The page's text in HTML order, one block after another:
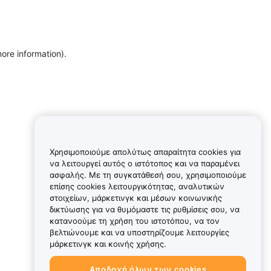
information).
Χρησιμοποιούμε απολύτως απαραίτητα cookies για
να λειτουργεί αυτός ο ιστότοπος και να παραμένει
ασφαλής. Με τη συγκατάθεσή σου, χρησιμοποιούμε
επίσης cookies λειτουργικότητας, αναλυτικών
στοιχείων, μάρκετινγκ και μέσων κοινωνικής
δικτύωσης για να θυμόμαστε τις ρυθμίσεις σου, να
κατανοούμε τη χρήση του ιστοτόπου, να τον
βελτιώνουμε και να υποστηρίζουμε λειτουργίες
μάρκετινγκ και κοινής χρήσης.